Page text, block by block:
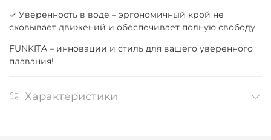
✓ Уверенность в воде – эргономичный крой не
сковывает движений и обеспечивает полную свободу
FUNKITA – инновации и стиль для вашего уверенного
плавания!
Характеристики